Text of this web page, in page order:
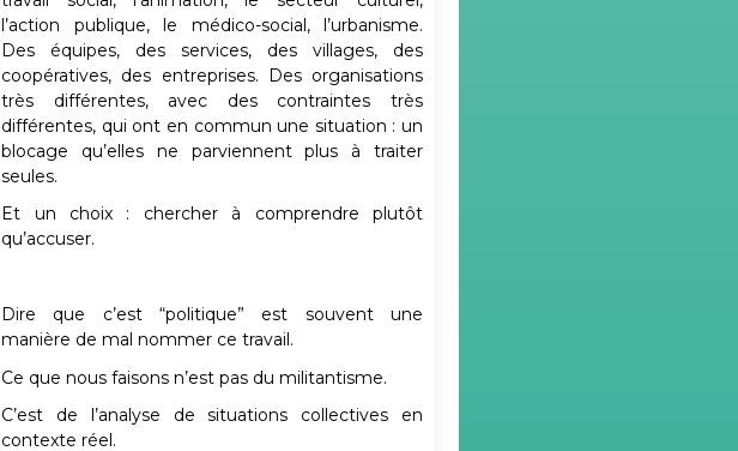
l’action publique, le médico-social, l’urbanisme.
Des équipes, des services, des villages, des
coopératives, des entreprises. Des organisations
très différentes, avec des contraintes très
différentes, qui ont en commun une situation : un
blocage qu’elles ne parviennent plus à traiter
seules.
Et un choix : chercher à comprendre plutôt
qu’accuser.
Dire que c’est “politique” est souvent une
manière de mal nommer ce travail.
Ce que nous faisons n’est pas du militantisme.
C’est de l’analyse de situations collectives en
contexte réel.